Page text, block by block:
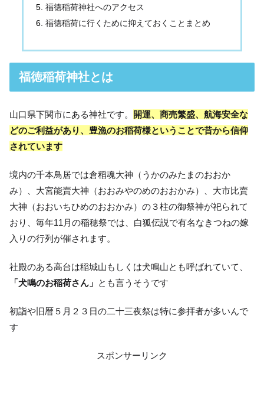
福徳稲荷神社へのアクセス
福徳稲荷に行くために抑えておくことまとめ
福徳稲荷神社とは
山口県下関市にある神社です。
開運、商売繁盛、航海安全な
どのご利益があり、豊漁のお稲荷様ということで昔から信仰
されています
境内の千本鳥居では倉稻魂大神（うかのみたまのおおか
み）、大宮能賣大神（おおみやのめのおおかみ）、大市比賣
大神（おおいちひめのおおかみ）の３柱の御祭神が祀られて
おり、毎年11月の稲穂祭では、白狐伝説で有名なきつねの嫁
入りの行列が催されます。
社殿のある高台は稲城山もしくは犬鳴山とも呼ばれていて、
「犬鳴のお稲荷さん」 とも言うそうです
初詣や旧暦５月２３日の二十三夜祭は特に参拝者が多いんで
す
スポンサーリンク